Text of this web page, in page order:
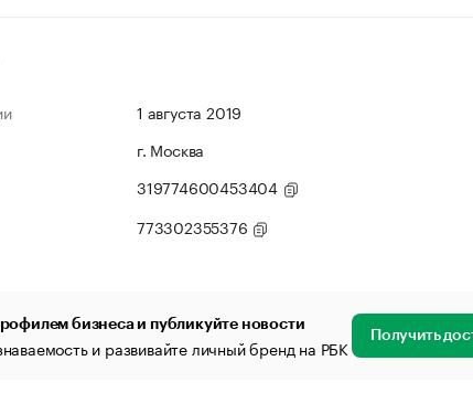
1 августа 2019
г. Москва
319774600453404
773302355376
бизнеса и публикуйте новости
и развивайте личный бренд на РБК Получить